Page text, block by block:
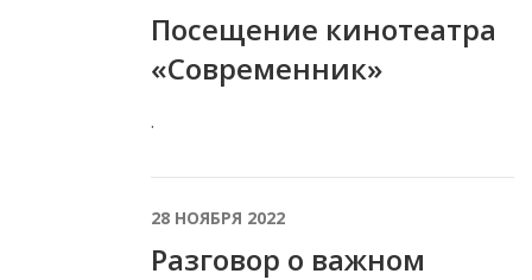
Посещение кинотеатра
«Современник»
.
28 НОЯБРЯ 2022
Разговор о важном